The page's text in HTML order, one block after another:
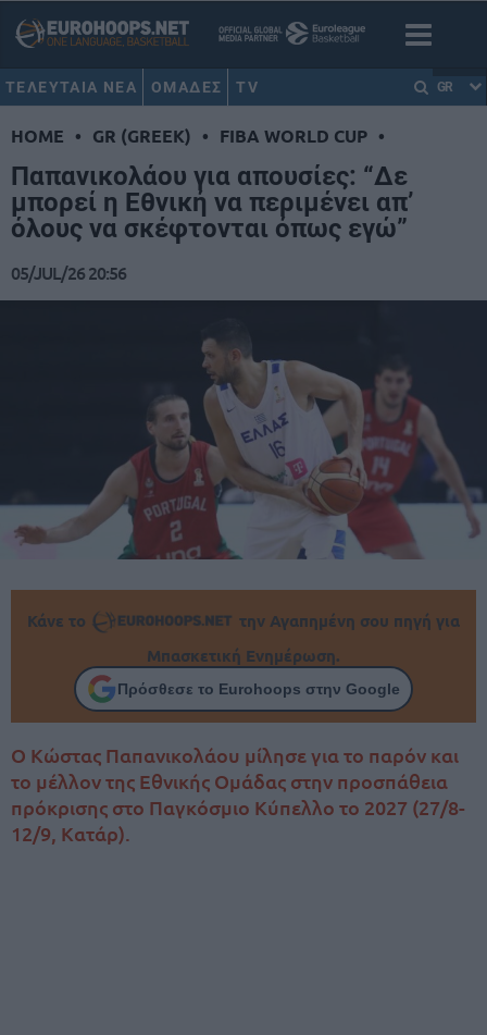
ΤΕΛΕΥΤΑΙΑ ΝΕΑ ΟΜΑΔΕΣ TV GR
HOME • GR (GREEK) • FIBA WORLD CUP •
Παπανικολάου για απουσίες: “Δε
μπορεί η Εθνική να περιμένει απ’
όλους να σκέφτονται όπως εγώ”
05/JUL/26 20:56
Κάνε το
την Αγαπημένη σου πηγή για
Μπασκετική Ενημέρωση.
Πρόσθεσε το Eurohoops στην Google
Ο Κώστας Παπανικολάου μίλησε για το παρόν και
το μέλλον της Εθνικής Ομάδας στην προσπάθεια
πρόκρισης στο Παγκόσμιο Κύπελλο το 2027 (27/8-
12/9, Κατάρ).